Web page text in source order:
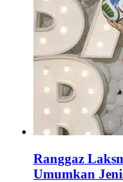
Ranggaz
Umumkan